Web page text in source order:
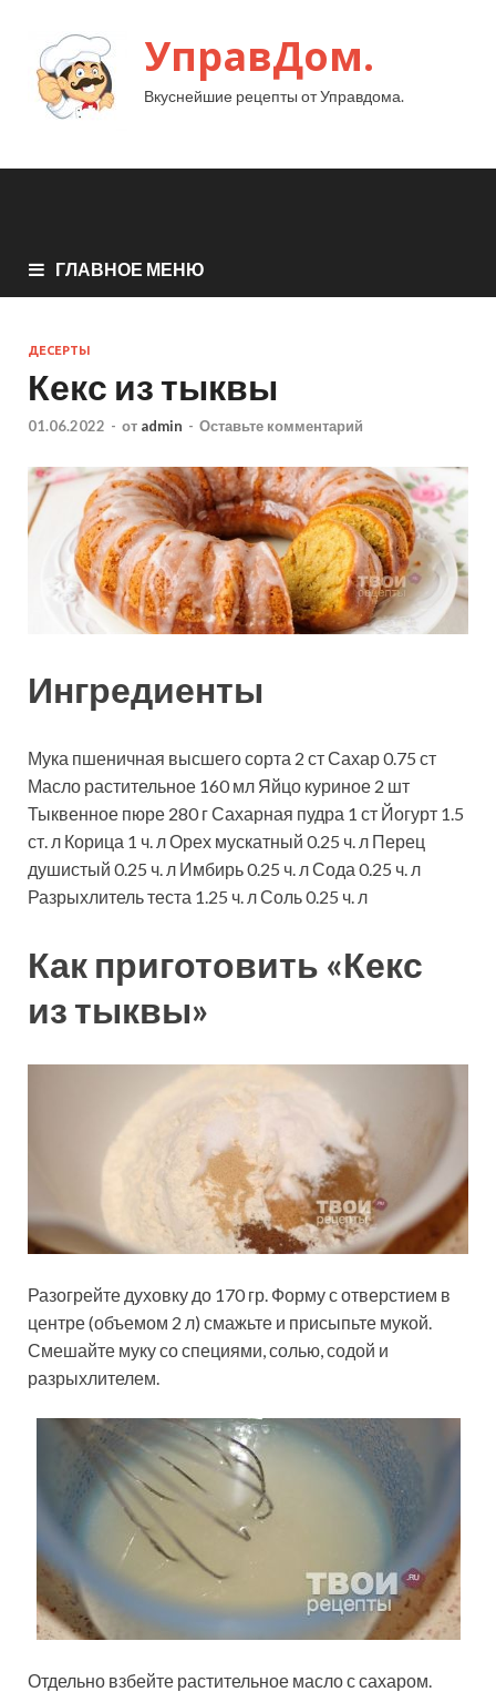
УправДом.
Вкуснейшие рецепты от Управдома.
ГЛАВНОЕ МЕНЮ
ДЕСЕРТЫ
Кекс из тыквы
01.06.2022 - от admin - Оставьте комментарий
Ингредиенты
Мука пшеничная высшего сорта 2 стСахар0.75 ст
Масло растительное 160 мл Яйцо куриное 2 шт
Тыквенное пюре 280 гСахарная пудра 1 ст Йогурт 1.5
ст. л Корица 1 ч. лОрех мускатный 0.25 ч. л Перец
душистый 0.25 ч. л Имбирь0.25 ч. лСода 0.25 ч. л
Разрыхлитель теста 1.25 ч. лСоль0.25 ч. л
Как приготовить «Кекс
из тыквы»
Разогрейте духовку до 170 гр. Форму с отверстием в
центре (объемом 2 л) смажьте и присыпьте мукой.
Смешайте муку со специями, солью, содой и
разрыхлителем.
Отдельно взбейте растительное масло с сахаром.